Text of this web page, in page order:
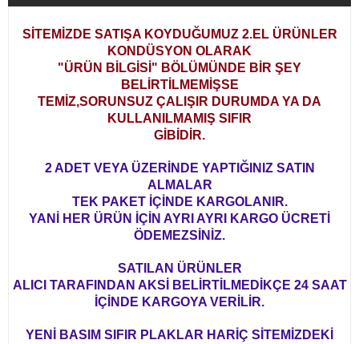
SİTEMİZDE SATIŞA KOYDUĞUMUZ 2.EL ÜRÜNLER
KONDÜSYON OLARAK
"ÜRÜN BİLGİSİ" BÖLÜMÜNDE BİR ŞEY
BELİRTİLMEMİŞSE
TEMİZ,SORUNSUZ ÇALIŞIR DURUMDA YA DA
KULLANILMAMIŞ SIFIR
GİBİDİR.
2 ADET VEYA ÜZERİNDE YAPTIĞINIZ SATIN
ALMALAR
TEK PAKET İÇİNDE KARGOLANIR.
YANİ HER ÜRÜN İÇİN AYRI AYRI KARGO ÜCRETİ
ÖDEMEZSİNİZ.
SATILAN ÜRÜNLER
ALICI TARAFINDAN AKSİ BELİRTİLMEDİKÇE 24 SAAT
İÇİNDE KARGOYA VERİLİR.
YENİ BASIM SIFIR PLAKLAR HARİÇ SİTEMİZDEKİ